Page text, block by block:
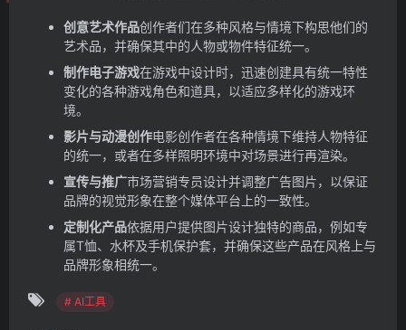
创意艺术作品创作者们在多种风格与情境下构思他们的
艺术品，并确保其中的人物或物件特征统一。
制作电子游戏在游戏中设计时，迅速创建具有统一特性
变化的各种游戏角色和道具，以适应多样化的游戏环
境。
影片与动漫创作电影创作者在各种情境下维持人物特征
的统一，或者在多样照明环境中对场景进行再渲染。
宣传与推广市场营销专员设计并调整广告图片，以保证
品牌的视觉形象在整个媒体平台上的一致性。
定制化产品依据用户提供图片设计独特的商品，例如专
属T恤、水杯及手机保护套，并确保这些产品在风格上与
品牌形象相统一。
# AI工具